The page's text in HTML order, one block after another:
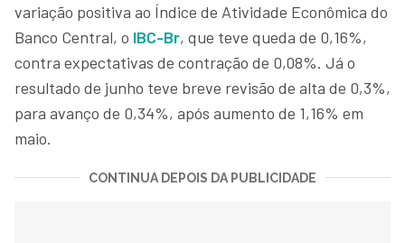
variação positiva ao Índice de Atividade Econômica do
Banco Central, o IBC-Br, que teve queda de 0,16%,
contra expectativas de contração de 0,08%. Já o
resultado de junho teve breve revisão de alta de 0,3%,
para avanço de 0,34%, após aumento de 1,16% em
maio.
CONTINUA DEPOIS DA PUBLICIDADE